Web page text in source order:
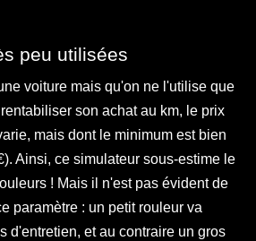
peu utilisées
voiture mais qu'on ne l'utilise que
son achat au km, le prix
mais dont le minimum est bien
Ainsi, ce simulateur sous-estime le
! Mais il n'est pas évident de
paramètre : un petit rouleur va
d'entretien, et au contraire un gros